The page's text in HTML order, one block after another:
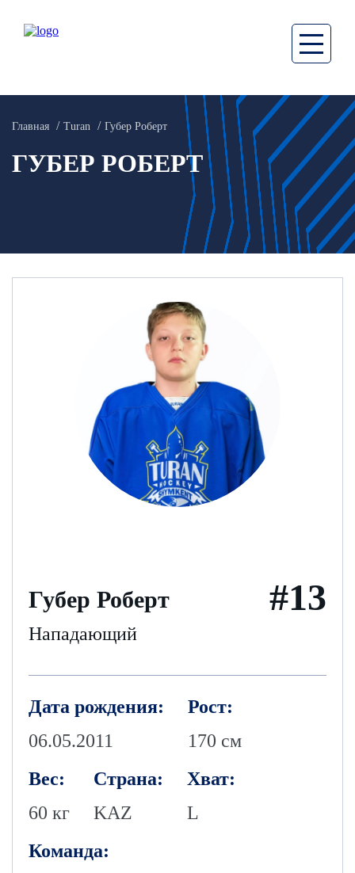
Главная Turan Губер Роберт
ГУБЕР РОБЕРТ
Губер Роберт
Нападающий
#13
Дата рождения:
06.05.2011
Рост:
170 см
Вес:
60 кг
Страна:
KAZ
Хват:
L
Команда: